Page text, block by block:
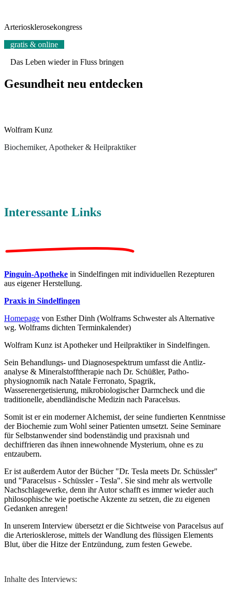
Arteriosklerosekongress
gratis & online
Das Leben wieder in Fluss bringen
Gesundheit neu entdecken
Wolfram Kunz
Biochemiker, Apotheker & Heilpraktiker
Interessante Links
Pinguin-Apotheke in Sindelfingen mit individuellen Rezepturen
aus eigener Herstellung.
Praxis in Sindelfingen
Homepage von Esther Dinh (Wolframs Schwester als Alternative
wg. Wolframs dichten Terminkalender)
Wolfram Kunz ist Apotheker und Heilpraktiker in Sindelfingen.
Sein Behandlungs- und Diagnosespektrum umfasst die Antliz­
analyse & Mineralstofftherapie nach Dr. Schüßler, Patho­­
physiognomik nach Natale Ferronato, Spagrik,
Wasserenergetisierung, mikro­­biologischer Darmcheck und die
traditionelle, abendländische Medizin nach Paracelsus.
Somit ist er ein moderner Alchemist, der seine fundierten Kenntnisse
der Biochemie zum Wohl seiner Patienten umsetzt. Seine Seminare
für Selbstanwender sind bodenständig und praxisnah und
dechiffrieren das ihnen innewohnende Mysterium, ohne es zu
entzaubern.
Er ist außerdem Autor der Bücher "Dr. Tesla meets Dr. Schüssler"
und "Paracelsus - Schüssler - Tesla". Sie sind mehr als wertvolle
Nachschlagewerke, denn ihr Autor schafft es immer wieder auch
philosophische wie poetische Akzente zu setzen, die zu eigenen
Gedanken anregen!
In unserem Interview übersetzt er die Sichtweise von Paracelsus auf
die Arteriosklerose, mittels der Wandlung des flüssigen Elements
Blut, über die Hitze der Entzündung, zum festen Gewebe.
Inhalte des Interviews: